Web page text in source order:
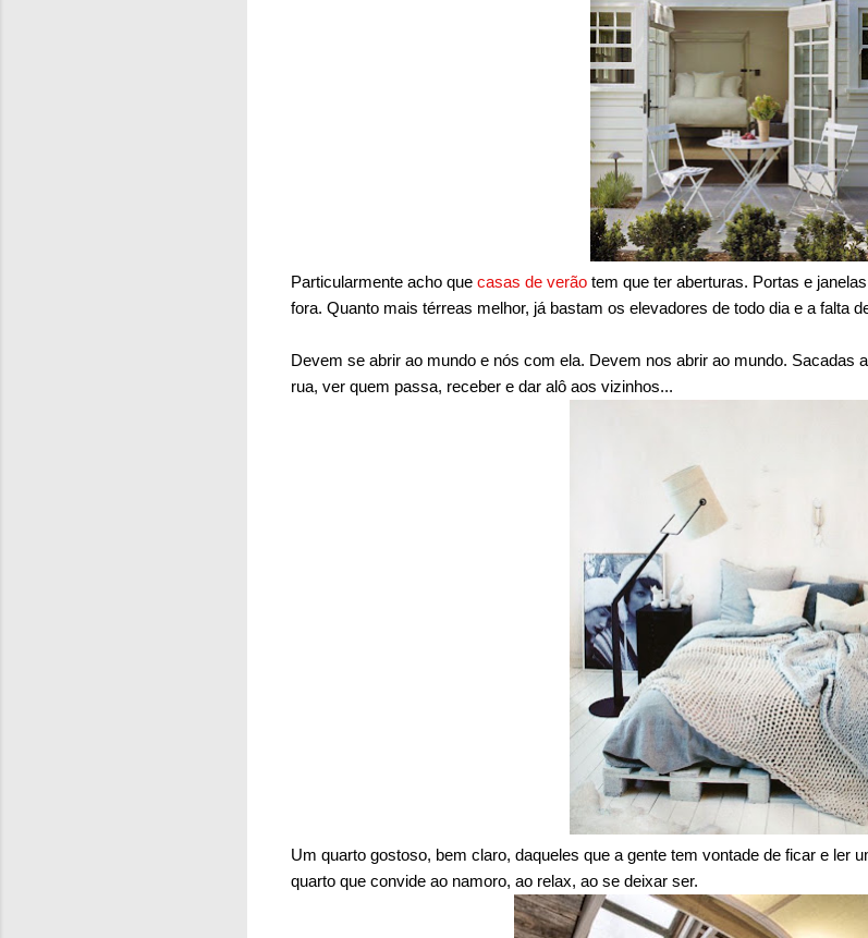
Particularmente acho que casas de verão tem que ter aberturas. Portas e
fora. Quanto mais térreas melhor, já bastam os elevadores de todo dia e a falta
Devem se abrir ao mundo e nós com ela. Devem nos abrir ao mundo. Sacadas
rua, ver quem passa, receber e dar alô aos vizinhos...
Um quarto gostoso, bem claro, daqueles que a gente tem vontade de ficar e ler
quarto que convide ao namoro, ao relax, ao se deixar ser.